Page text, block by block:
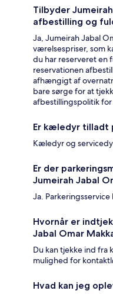
Tilbyder
afbestilling og
Ja, Jumeirah Jabal
værelsespriser, som
du har reserveret en
reservationen
afhængigt af
bare sørge for at
afbestillingspolitik
Er kæledyr tilladt
Kæledyr og
Er der
Jumeirah Jabal
Ja. Parkeringsservice
Hvornår er
Jabal Omar
Du kan tjekke ind fra
mulighed for
Hvad kan jeg